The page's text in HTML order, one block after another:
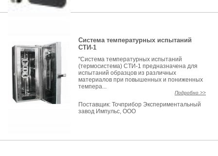
Система температурных испытаний
СТИ-1
"Система температурных испытаний
(термосистема) СТИ-1 предназначена для
испытаний образцов из различных
материалов при повышенных и пониженных
темпера...
Подробно >>
Поставщик:Точприбор Экспериментальный
завод Импульс, ООО